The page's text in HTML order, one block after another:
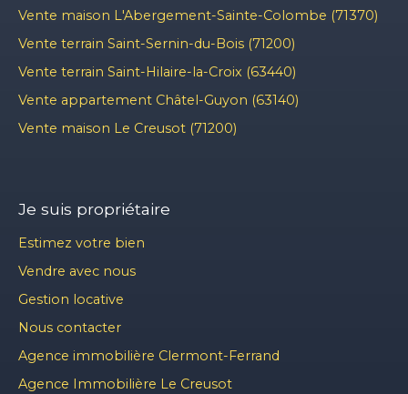
Vente maison L'Abergement-Sainte-Colombe (71370)
Vente terrain Saint-Sernin-du-Bois (71200)
Vente terrain Saint-Hilaire-la-Croix (63440)
Vente appartement Châtel-Guyon (63140)
Vente maison Le Creusot (71200)
Je suis propriétaire
Estimez votre bien
Vendre avec nous
Gestion locative
Nous contacter
Agence immobilière Clermont-Ferrand
Agence Immobilière Le Creusot